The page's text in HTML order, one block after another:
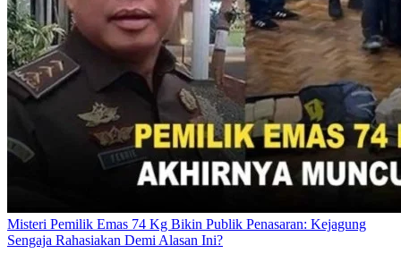
Misteri Pemilik Emas 74 Kg Bikin Publik Penasaran: Kejagung
Sengaja Rahasiakan Demi Alasan Ini?